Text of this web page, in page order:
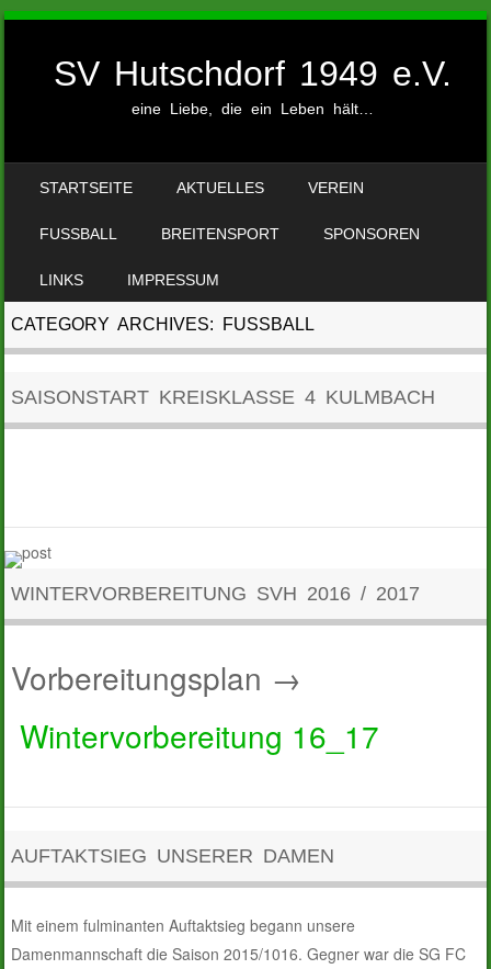
SV Hutschdorf 1949 e.V.
eine Liebe, die ein Leben hält…
STARTSEITE AKTUELLES VEREIN
FUSSBALL BREITENSPORT SPONSOREN
LINKS IMPRESSUM
CATEGORY ARCHIVES: FUSSBALL
SAISONSTART KREISKLASSE 4 KULMBACH
WINTERVORBEREITUNG SVH 2016 / 2017
Vorbereitungsplan →
Wintervorbereitung 16_17
AUFTAKTSIEG UNSERER DAMEN
Mit einem fulminanten Auftaktsieg begann unsere
Damenmannschaft die Saison 2015/1016. Gegner war die SG FC